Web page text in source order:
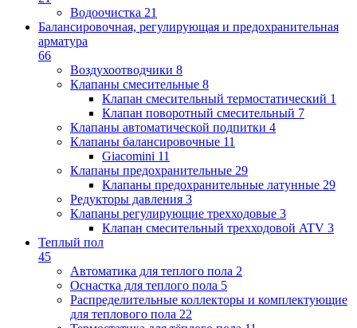
Водоочистка 21
Балансировочная, регулирующая и предохранительная
арматура
66
Воздухоотводчики 8
Клапаны cмесительные 8
Клапан cмесительный термостатический 1
Клапан поворотный cмесительный 7
Клапаны автоматической подпитки 4
Клапаны балансировочные 11
Giacomini 11
Клапаны предохранительные 29
Клапаны предохранительные латунные 29
Редукторы давления 3
Клапаны регулирующие трехходовые 3
Клапан смесительный трехходовой ATV 3
Теплый пол
45
Автоматика для теплого пола 2
Оснастка для теплого пола 5
Распределительные коллекторы и комплектующие
для теплового пола 22